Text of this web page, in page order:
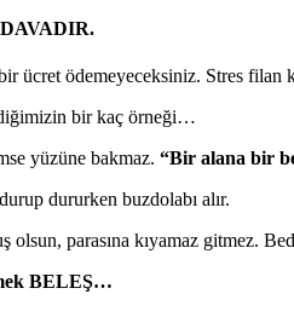
ücret ödemeyeceksiniz. Stres filan
bir kaç örneği…
yüzüne bakmaz. “Bir alana bir
dururken buzdolabı alır.
olsun, parasına kıyamaz gitmez.
BELEŞ…